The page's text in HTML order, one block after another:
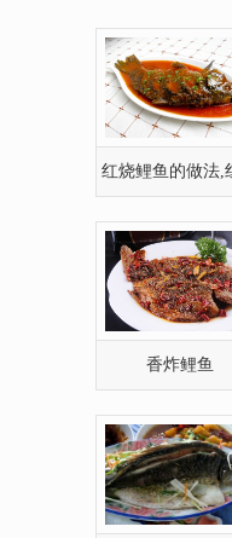
香炸鲤鱼
清炖鲤鱼的做法